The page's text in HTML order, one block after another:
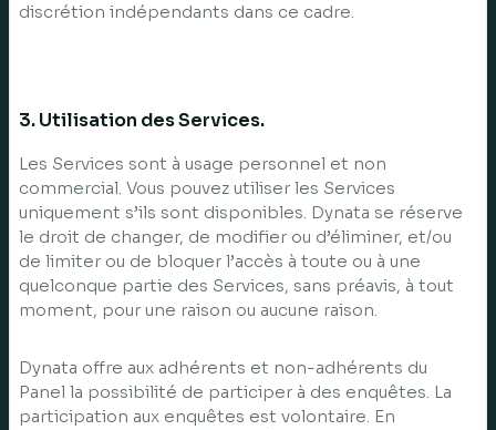
discrétion indépendants dans ce cadre.
3. Utilisation des Services.
Les Services sont à usage personnel et non
commercial. Vous pouvez utiliser les Services
uniquement s’ils sont disponibles. Dynata se réserve
le droit de changer, de modifier ou d’éliminer, et/ou
de limiter ou de bloquer l’accès à toute ou à une
quelconque partie des Services, sans préavis, à tout
moment, pour une raison ou aucune raison.
Dynata offre aux adhérents et non-adhérents du
Panel la possibilité de participer à des enquêtes. La
participation aux enquêtes est volontaire. En